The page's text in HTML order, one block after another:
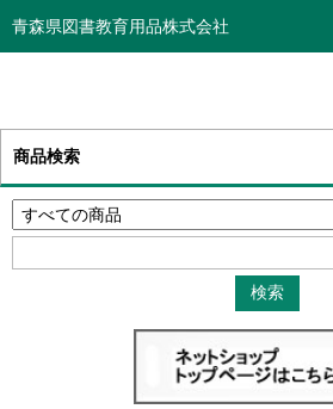
青森県図書教育用品株式会社
商品検索